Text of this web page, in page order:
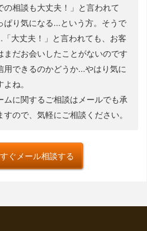
の相談も大丈夫！」と言われて
ぱり気になる...という方。そうで
「大丈夫！」と言われても、お客
まだお会いしたことがないのです
用できるのかどうか...やはり気に
ね。
ムに関するご相談はメールでも承
すので、気軽にご相談ください。
ぐメール相談する